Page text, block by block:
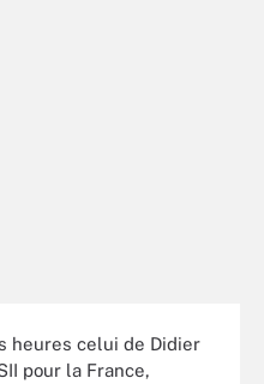
heures celui de Didier
pour la France,